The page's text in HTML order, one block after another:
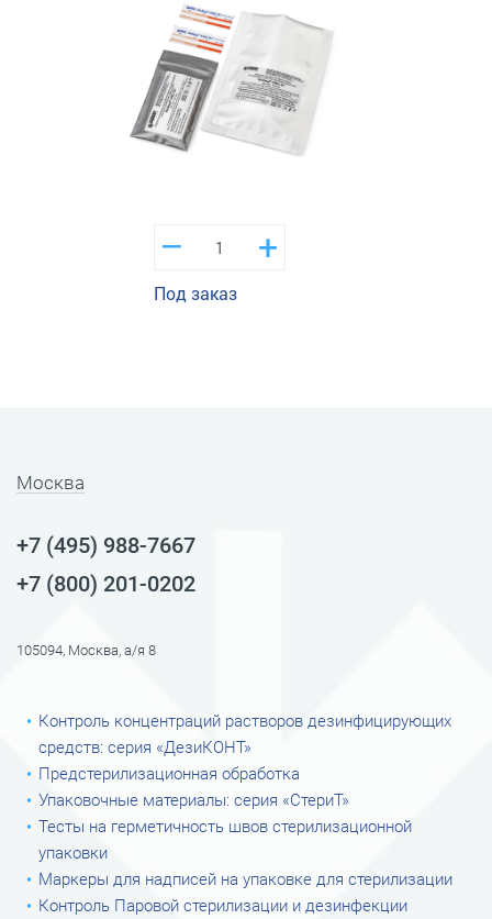
+
–
Под заказ
Москва
+7 (495) 988-7667
+7 (800) 201-0202
105094, Москва, а/я 8
Контроль концентраций растворов дезинфицирующих
средств: серия «ДезиКОНТ»
Предстерилизационная обработка
Упаковочные материалы: серия «СтериТ»
Тесты на герметичность швов стерилизационной
упаковки
Маркеры для надписей на упаковке для стерилизации
Контроль Паровой стерилизации и дезинфекции